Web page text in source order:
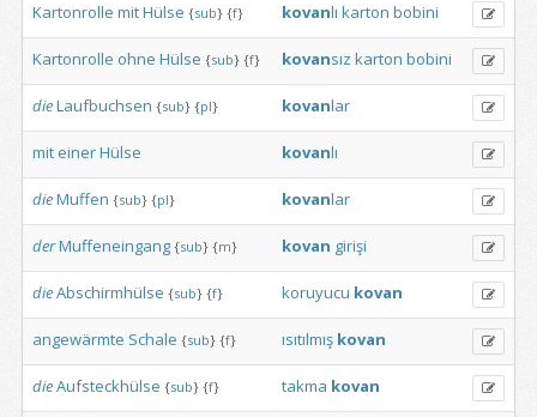
Kartonrolle mitHülse {sub} {f} kovanlı karton bobini
Kartonrolle ohne Hülse {sub} {f} kovansız karton bobini
dieLaufbuchsen {sub} {pl} kovanlar
mit einerHülse kovanlı
dieMuffen {sub} {pl} kovanlar
derMuffeneingang {sub} {m} kovan girişi
dieAbschirmhülse {sub} {f} koruyucu kovan
angewärmte Schale {sub} {f} ısıtılmış kovan
dieAufsteckhülse {sub} {f} takma kovan